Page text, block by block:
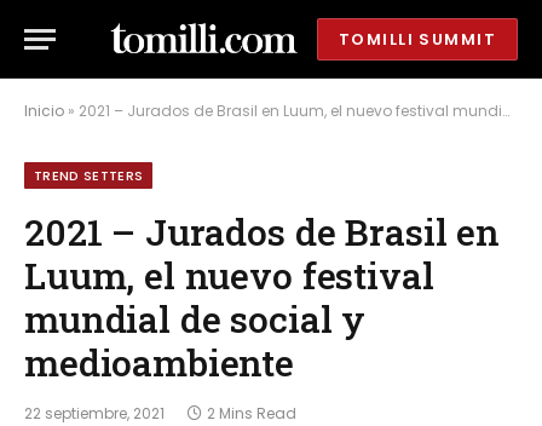
TOMILLI SUMMIT
Inicio » 2021 – Jurados de Brasil en Luum, el nuevo festival mundial de social y medioambiente
TREND SETTERS
2021 – Jurados de Brasil en
Luum, el nuevo festival
mundial de social y
medioambiente
22 septiembre, 2021 2 Mins Read